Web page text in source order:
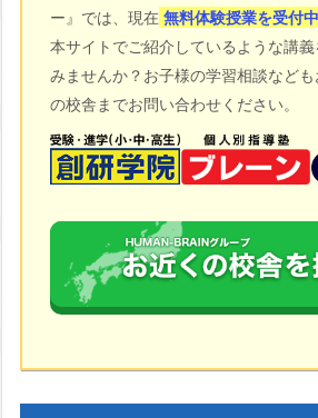
ー』では、現在 無料体験授業を受付中
本サイトでご紹介しているような講
みませんか？お子様の学習相談なども
の校舎までお問い合わせください。